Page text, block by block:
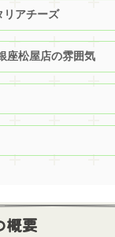
リアチーズ
座松屋店の雰囲気
概要